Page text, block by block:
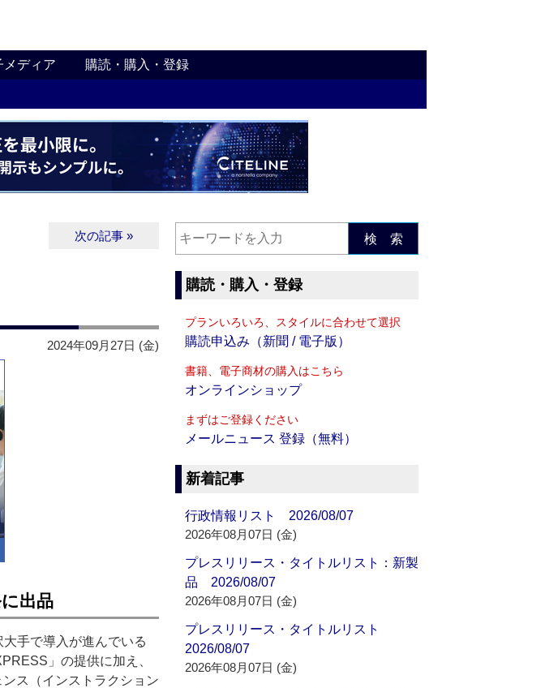
メディア 購読・購入・登録
次の記事 »
2024年09月27日 (金)
出品
手で導入が進んでいる
」の提供に加え、
ス（インストラクション
検 索
購読・購入・登録
プランいろいろ、スタイルに合わせて選択
購読申込み（新聞 / 電子版）
書籍、電子商材の購入はこちら
オンラインショップ
まずはご登録ください
メールニュース 登録（無料）
新着記事
行政情報リスト 2026/08/07
2026年08月07日 (金)
プレスリリース・タイトルリスト：新製
品 2026/08/07
2026年08月07日 (金)
プレスリリース・タイトルリスト
2026/08/07
2026年08月07日 (金)